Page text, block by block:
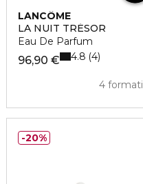
LANCÔME
LA NUIT TRÉSOR
Eau De Parfum
96,90 €
4 formati
4.8 4
20%